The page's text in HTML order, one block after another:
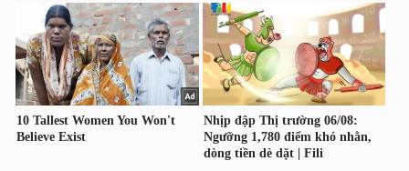
TÀI
CHÍNH